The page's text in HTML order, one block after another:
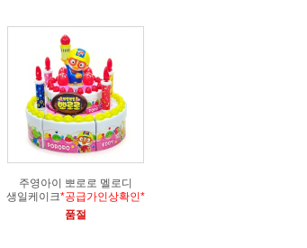
주영아이 뽀로로 멜로디
생일케이크*공급가인상확인*
품절